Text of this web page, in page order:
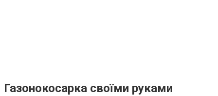
Газонокосарка своїми руками